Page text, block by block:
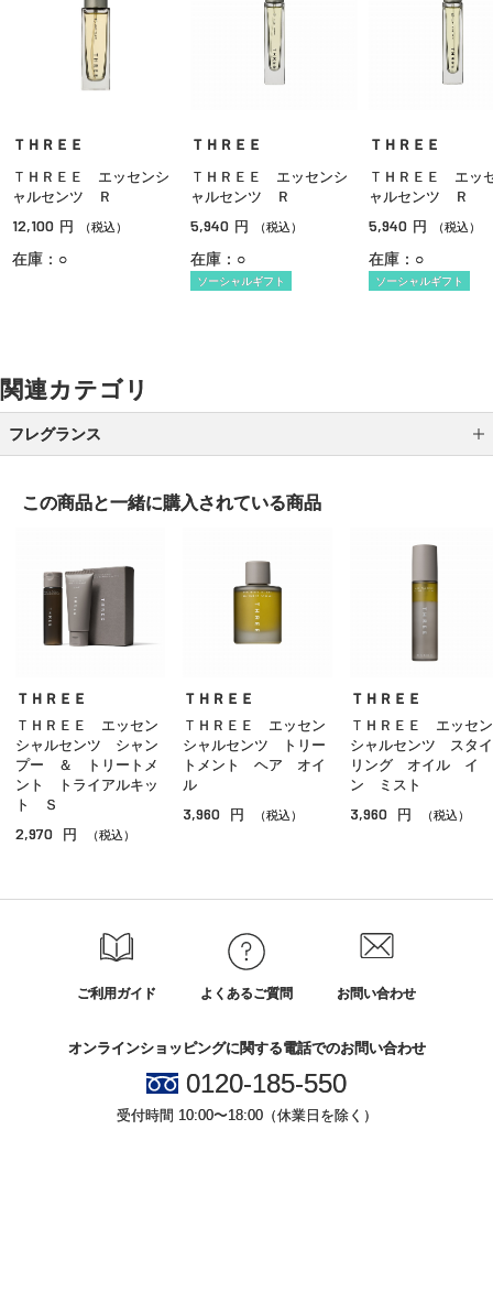
ＴＨＲＥＥ
ＴＨＲＥＥ エッセンシ
ャルセンツ Ｒ
12,100 円 （税込）
在庫：○
ＴＨＲＥＥ
ＴＨＲＥＥ エッセンシ
ャルセンツ Ｒ
5,940 円 （税込）
在庫：○
ソーシャルギフト
ＴＨＲＥＥ
ＴＨＲＥＥ エッ
ャルセンツ Ｒ
5,940 円 （税込）
在庫：○
ソーシャルギフト
関連カテゴリ
フレグランス
ユニセックス
ホームフレグランス
その他のフレグランス
この商品と一緒に購入されている商品
ＴＨＲＥＥ
ＴＨＲＥＥ エッセン
シャルセンツ シャン
プー ＆ トリートメ
ント トライアルキッ
ト Ｓ
2,970 円 （税込）
ＴＨＲＥＥ
ＴＨＲＥＥ エッセン
シャルセンツ トリー
トメント ヘア オイ
ル
3,960 円 （税込）
ＴＨＲＥＥ
ＴＨＲＥＥ エッセン
シャルセンツ スタイ
リング オイル イ
ン ミスト
3,960 円 （税込）
ご利用ガイド よくあるご質問 お問い合わせ
オンラインショッピングに関する電話でのお問い合わせ
0120-185-550
受付時間 10:00〜18:00（休業日を除く）